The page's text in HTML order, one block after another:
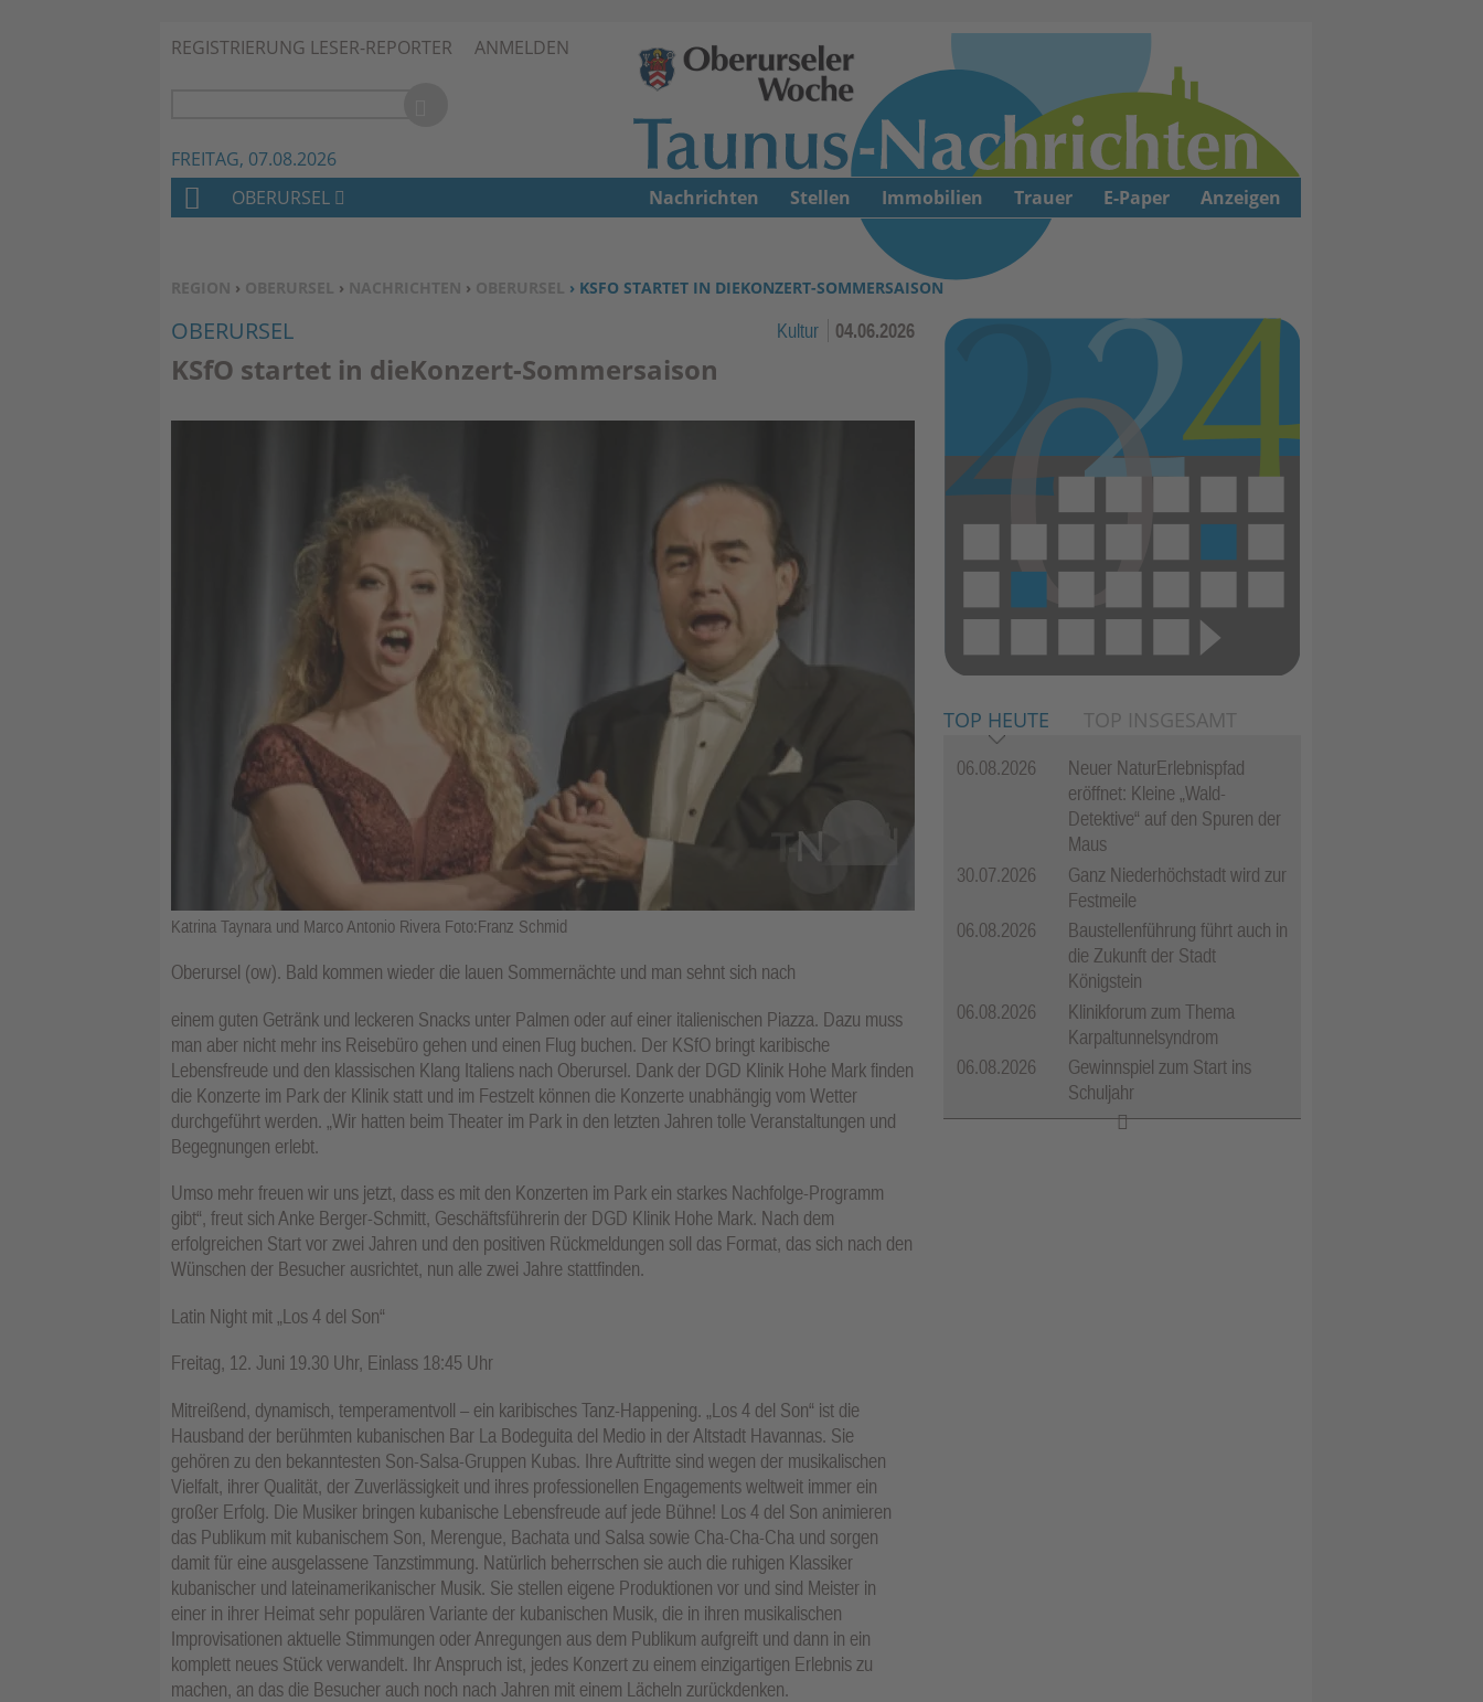
Zum Inhalt springen ↓
REGISTRIERUNG LESER-REPORTER ANMELDEN
FREITAG, 07.08.2026
SIE BEFINDEN SICH HIER:
REGION › OBERURSEL › NACHRICHTEN › OBERURSEL › KSFO STARTET IN DIEKONZERT-SOMMERSAISON
OBERURSEL Kultur 04.06.2026
KSfO startet in dieKonzert-Sommersaison
Katrina Taynara und Marco Antonio Rivera Foto:Franz Schmid
Oberursel (ow). Bald kommen wieder die lauen Sommernächte und man sehnt sich nach
einem guten Getränk und leckeren Snacks unter Palmen oder auf einer italienischen Piazza. Dazu muss
man aber nicht mehr ins Reisebüro gehen und einen Flug buchen. Der KSfO bringt karibische
Lebensfreude und den klassischen Klang Italiens nach Oberursel. Dank der DGD Klinik Hohe Mark finden
die Konzerte im Park der Klinik statt und im Festzelt können die Konzerte unabhängig vom Wetter
durchgeführt werden. „Wir hatten beim Theater im Park in den letzten Jahren tolle Veranstaltungen und
Begegnungen erlebt.
Umso mehr freuen wir uns jetzt, dass es mit den Konzerten im Park ein starkes Nachfolge-Programm
gibt“, freut sich Anke Berger-Schmitt, Geschäftsführerin der DGD Klinik Hohe Mark. Nach dem
erfolgreichen Start vor zwei Jahren und den positiven Rückmeldungen soll das Format, das sich nach den
Wünschen der Besucher ausrichtet, nun alle zwei Jahre stattfinden.
Latin Night mit „Los 4 del Son“
Freitag, 12. Juni 19.30 Uhr, Einlass 18:45 Uhr
Mitreißend, dynamisch, temperamentvoll – ein karibisches Tanz-Happening. „Los 4 del Son“ ist die
Hausband der berühmten kubanischen Bar La Bodeguita del Medio in der Altstadt Havannas. Sie
gehören zu den bekanntesten Son-Salsa-Gruppen Kubas. Ihre Auftritte sind wegen der musikalischen
Vielfalt, ihrer Qualität, der Zuverlässigkeit und ihres professionellen Engagements weltweit immer ein
großer Erfolg. Die Musiker bringen kubanische Lebensfreude auf jede Bühne! Los 4 del Son animieren
das Publikum mit kubanischem Son, Merengue, Bachata und Salsa sowie Cha-Cha-Cha und sorgen
damit für eine ausgelassene Tanzstimmung. Natürlich beherrschen sie auch die ruhigen Klassiker
kubanischer und lateinamerikanischer Musik. Sie stellen eigene Produktionen vor und sind Meister in
einer in ihrer Heimat sehr populären Variante der kubanischen Musik, die in ihren musikalischen
Improvisationen aktuelle Stimmungen oder Anregungen aus dem Publikum aufgreift und dann in ein
komplett neues Stück verwandelt. Ihr Anspruch ist, jedes Konzert zu einem einzigartigen Erlebnis zu
machen, an das die Besucher auch noch nach Jahren mit einem Lächeln zurückdenken.
TOP HEUTE TOP INSGESAMT
06.08.2026
Neuer NaturErlebnispfad
eröffnet: Kleine „Wald-
Detektive“ auf den Spuren der
Maus
30.07.2026
Ganz Niederhöchstadt wird zur
Festmeile
06.08.2026
Baustellenführung führt auch in
die Zukunft der Stadt
Königstein
06.08.2026
Klinikforum zum Thema
Karpaltunnelsyndrom
06.08.2026
Gewinnspiel zum Start ins
Schuljahr
H
M
E
OBERURSEL Nachrichten Stellen Immobilien Trauer E-Paper Anzeigen